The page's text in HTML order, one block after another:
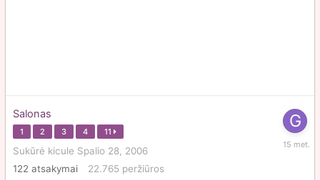
Salonas
1 2 3 4 11
Sukūrė kicule Spalio 28, 2006
122 atsakymai 22.765 peržiūros